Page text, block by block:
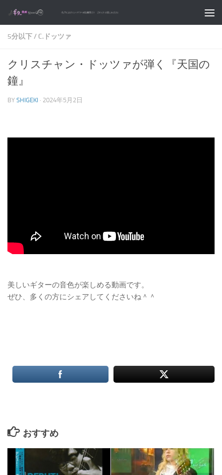
コンテンツへスキップ
5分以下/ C.ドッツァ
クリスチャン・ドッツァが弾く『天国の
鐘』
BY SHIGEKI · 2024年5月2日
美しいギターの音色が楽しめる動画です。
ぜひ、多くの方にシェアしてくださいね＾＾
おすすめ